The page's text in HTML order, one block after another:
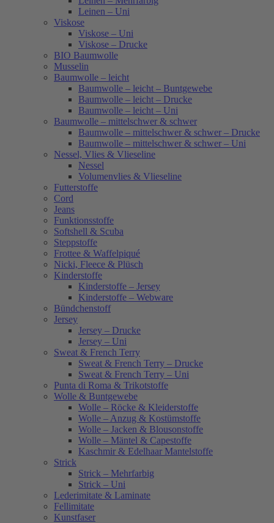
Leinen – Uni
Viskose
Viskose – Uni
Viskose – Drucke
BIO Baumwolle
Musselin
Baumwolle – leicht
Baumwolle – leicht – Buntgewebe
Baumwolle – leicht – Drucke
Baumwolle – leicht – Uni
Baumwolle – mittelschwer & schwer
Baumwolle – mittelschwer & schwer – Drucke
Baumwolle – mittelschwer & schwer – Uni
Nessel, Vlies & Vlieseline
Nessel
Volumenvlies & Vlieseline
Futterstoffe
Cord
Jeans
Funktionsstoffe
Softshell & Scuba
Steppstoffe
Frottee & Waffelpiqué
Nicki, Fleece & Plüsch
Kinderstoffe
Kinderstoffe – Jersey
Kinderstoffe – Webware
Bündchenstoff
Jersey
Jersey – Drucke
Jersey – Uni
Sweat & French Terry
Sweat & French Terry – Drucke
Sweat & French Terry – Uni
Punta di Roma & Trikotstoffe
Wolle & Buntgewebe
Wolle – Röcke & Kleiderstoffe
Wolle – Anzug & Kostümstoffe
Wolle – Jacken & Blousonstoffe
Wolle – Mäntel & Capestoffe
Kaschmir & Edelhaar Mantelstoffe
Strick
Strick – Mehrfarbig
Strick – Uni
Lederimitate & Laminate
Fellimitate
Kunstfaser